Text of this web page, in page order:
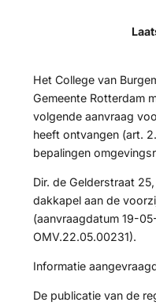
Het College van
Gemeente Rotterdam
volgende aanvraag
heeft ontvangen (art.
bepalingen
Dir. de Gelderstraat
dakkapel aan de
(aanvraagdatum 19-
OMV.22.05.00231).
Informatie
De publicatie van de